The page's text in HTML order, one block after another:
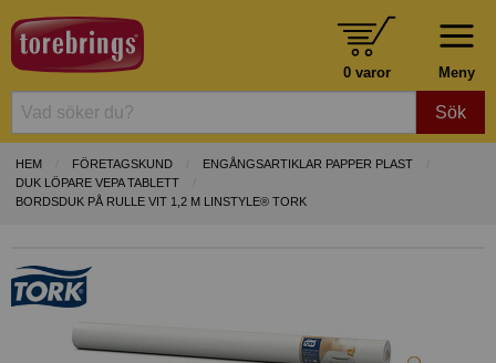
Meny
0 varor
Sök
HEM FÖRETAGSKUND
ENGÅNGSARTIKLAR PAPPER PLAST
DUK LÖPARE VEPA TABLETT
BORDSDUK PÅ RULLE VIT 1,2 M LINSTYLE® TORK